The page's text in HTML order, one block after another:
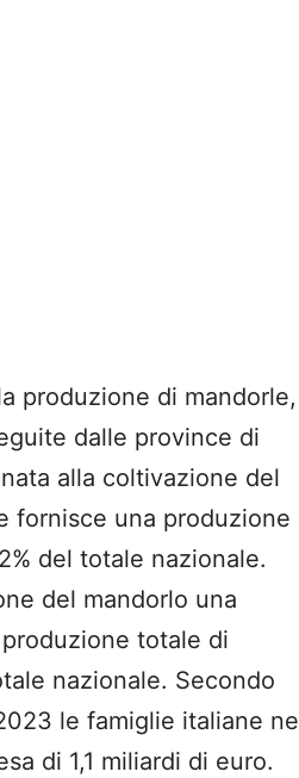
produzione di mandorle,
dalle province di
alla coltivazione del
fornisce una produzione
del totale nazionale.
del mandorlo una
totale di
nazionale. Secondo
le famiglie italiane ne
di 1,1 miliardi di euro.